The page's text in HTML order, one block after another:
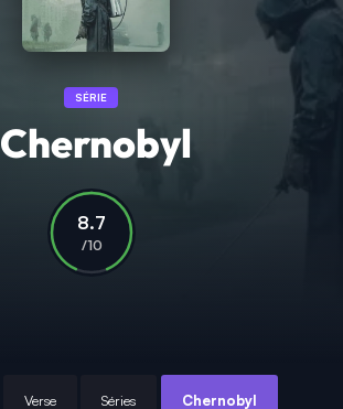
SÉRIE
Chernobyl
8.7
/10
Verse Séries Chernobyl